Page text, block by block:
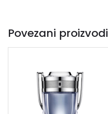
Povezani proizvodi